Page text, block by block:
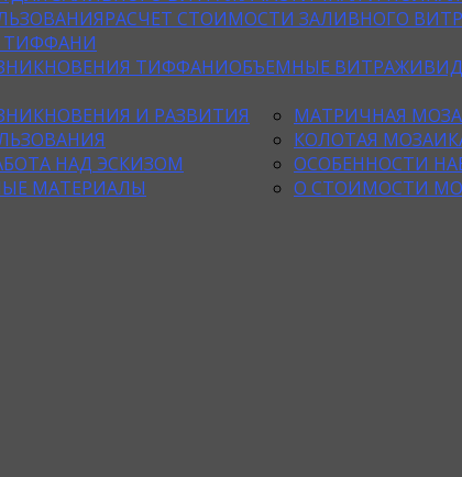
РАСЧЕТ СТОИМОСТИ ЗАЛИВНОГО
ТИФФАНИ
ТИФФАНИОБЪЕМНЫЕ ВИТРАЖИ
И РАЗВИТИЯ
НАД ЭСКИЗОМ
МАТЕРИАЛЫ
МАТРИЧНАЯ
КОЛОТАЯ
ОСОБЕННОСТИ
О СТОИМОСТИ